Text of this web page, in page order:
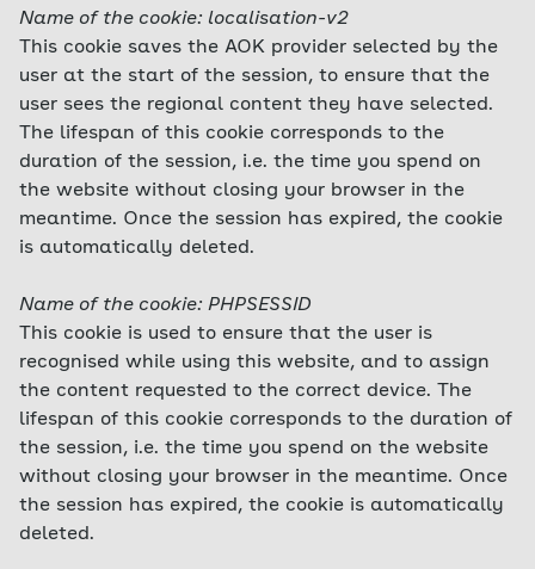
Name of the cookie: localisation-v2
This cookie saves the AOK provider selected by the
user at the start of the session, to ensure that the
user sees the regional content they have selected.
The lifespan of this cookie corresponds to the
duration of the session, i.e. the time you spend on
the website without closing your browser in the
meantime. Once the session has expired, the cookie
is automatically deleted.
Name of the cookie: PHPSESSID
This cookie is used to ensure that the user is
recognised while using this website, and to assign
the content requested to the correct device. The
lifespan of this cookie corresponds to the duration of
the session, i.e. the time you spend on the website
without closing your browser in the meantime. Once
the session has expired, the cookie is automatically
deleted.